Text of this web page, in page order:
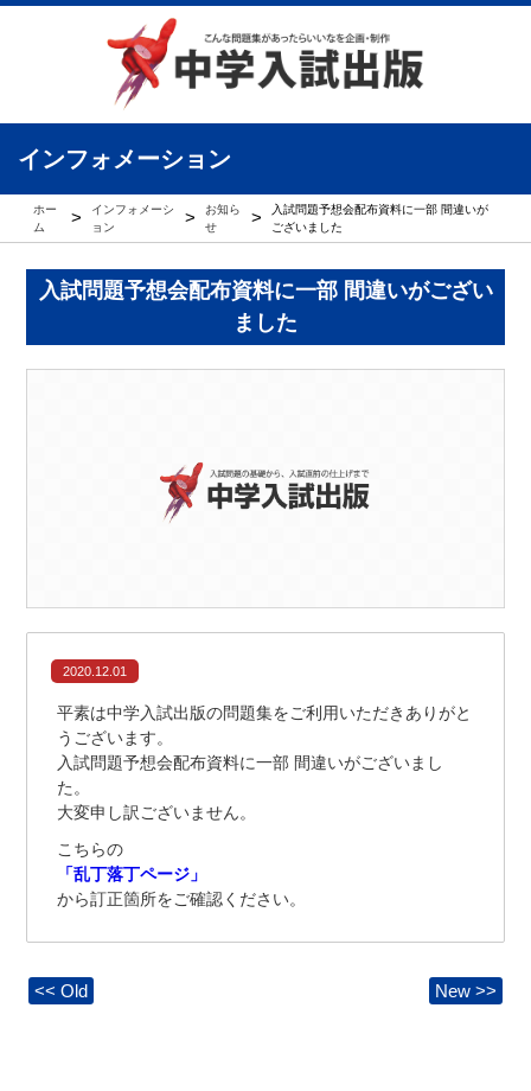
インフォメーション
ホー
ム
>
インフォメーシ
ョン
>
お知ら
せ
>
入試問題予想会配布資料に一部 間違いが
ございました
入試問題予想会配布資料に一部 間違いがござい
ました
2020.12.01
平素は中学入試出版の問題集をご利用いただきありがと
うございます。
入試問題予想会配布資料に一部 間違いがございまし
た。
大変申し訳ございません。
こちらの
「乱丁落丁ページ」
から訂正箇所をご確認ください。
<< Old New >>